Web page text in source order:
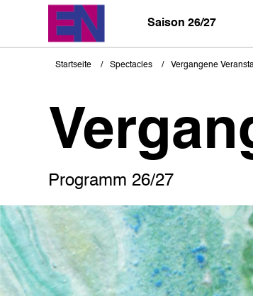
Saison 26/27
Pfadnavigation
Startseite Spectacles Vergangene
Programm 26/27